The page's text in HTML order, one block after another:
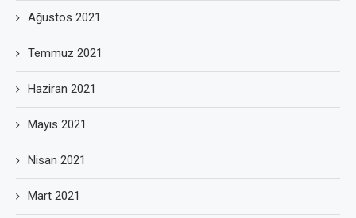
Ağustos 2021
Temmuz 2021
Haziran 2021
Mayıs 2021
Nisan 2021
Mart 2021